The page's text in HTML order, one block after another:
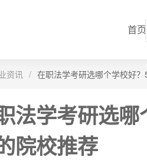
首页
资讯 / 在职法学考研选哪个学校好
法学考研选
院校推荐